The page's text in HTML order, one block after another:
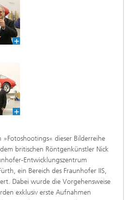
»Fotoshootings« dieser Bilderreihe
britischen Röntgenkünstler Nick
Entwicklungszentrum
ein Bereich des Fraunhofer IIS,
Dabei wurde die Vorgehensweise
exklusiv erste Aufnahmen